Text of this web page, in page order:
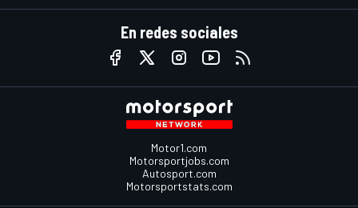
En redes sociales
Motor1.com
Motorsportjobs.com
Autosport.com
Motorsportstats.com